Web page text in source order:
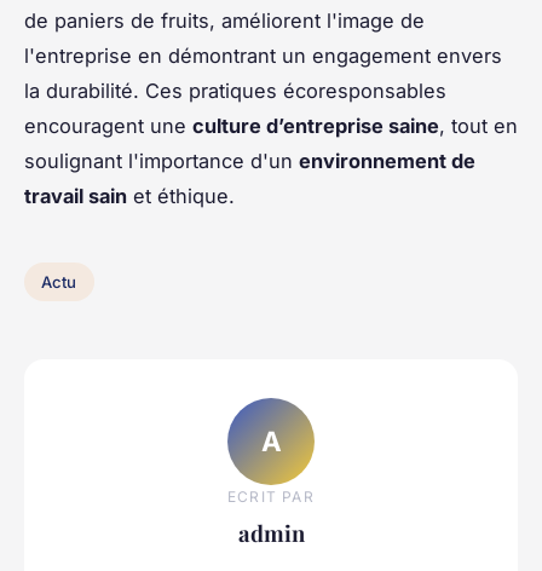
de paniers de fruits, améliorent l'image de
l'entreprise en démontrant un engagement envers
la durabilité. Ces pratiques écoresponsables
encouragent une culture d’entreprise saine, tout en
soulignant l'importance d'un environnement de
travail sain et éthique.
Actu
A
ECRIT PAR
admin